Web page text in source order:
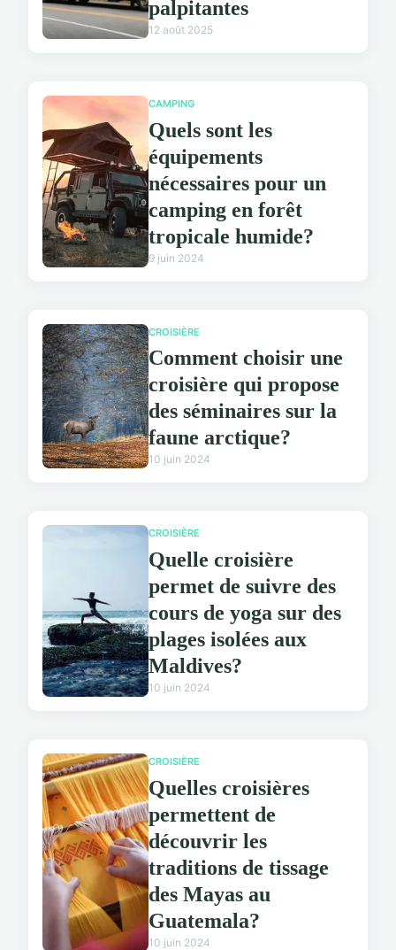
palpitantes
12 août 2025
CAMPING
Quels sont les
équipements
nécessaires pour un
camping en forêt
tropicale humide?
9 juin 2024
CROISIÈRE
Comment choisir une
croisière qui propose
des séminaires sur la
faune arctique?
10 juin 2024
CROISIÈRE
Quelle croisière
permet de suivre des
cours de yoga sur des
plages isolées aux
Maldives?
10 juin 2024
CROISIÈRE
Quelles croisières
permettent de
découvrir les
traditions de tissage
des Mayas au
Guatemala?
10 juin 2024